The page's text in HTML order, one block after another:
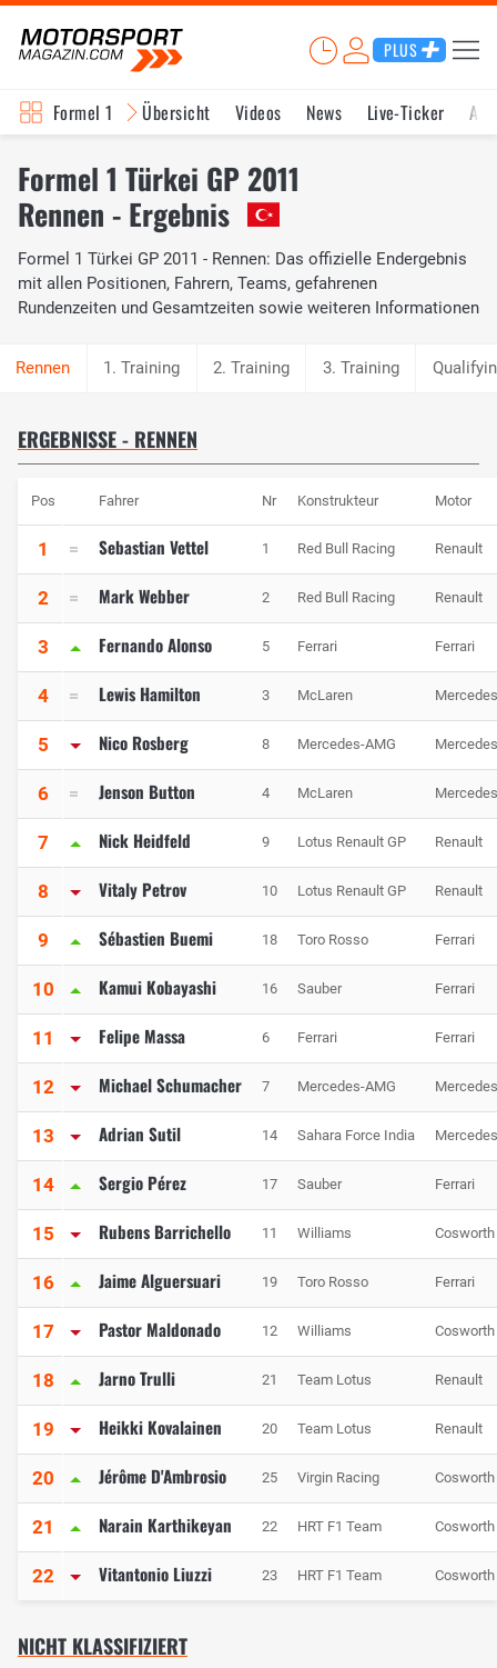
PLUS
Formel 1 Übersicht Videos News Live-Ticker
Formel 1 Türkei GP 2011
Rennen - Ergebnis
Formel 1 Türkei GP 2011 - Rennen: Das offizielle Endergebnis
mit allen Positionen, Fahrern, Teams, gefahrenen
Rundenzeiten und Gesamtzeiten sowie weiteren Informationen
1. Training 2. Training 3. Training
ERGEBNISSE - RENNEN
Pos Fahrer Nr Konstrukteur Motor
1 Sebastian Vettel 1 Red Bull Racing Renault
2 Mark Webber 2 Red Bull Racing Renault
3 Fernando Alonso 5 Ferrari Ferrari
4 Lewis Hamilton 3 McLaren Mercedes
5 Nico Rosberg 8 Mercedes-AMG Mercedes
6 Jenson Button 4 McLaren Mercedes
7 Nick Heidfeld 9 Lotus Renault GP Renault
8 Vitaly Petrov 10 Lotus Renault GP Renault
9 Sébastien Buemi 18 Toro Rosso Ferrari
10 Kamui Kobayashi 16 Sauber Ferrari
11 Felipe Massa 6 Ferrari Ferrari
12 Michael Schumacher 7 Mercedes-AMG Mercedes
13 Adrian Sutil 14 Sahara Force India Mercedes
14 Sergio Pérez 17 Sauber Ferrari
15 Rubens Barrichello 11 Williams Cosworth
16 Jaime Alguersuari 19 Toro Rosso Ferrari
17 Pastor Maldonado 12 Williams Cosworth
18 Jarno Trulli 21 Team Lotus Renault
19 Heikki Kovalainen 20 Team Lotus Renault
20 Jérôme D'Ambrosio 25 Virgin Racing Cosworth
21 Narain Karthikeyan 22 HRT F1 Team Cosworth
22 Vitantonio Liuzzi 23 HRT F1 Team Cosworth
NICHT KLASSIFIZIERT